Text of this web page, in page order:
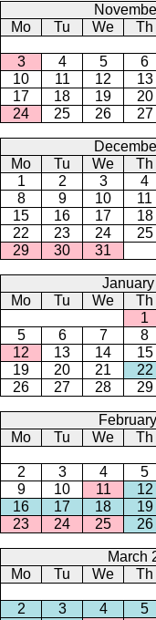
Mo
Tu We Th
3
4 5 6
10
11 12 13
17
18 19 20
24
25 26 27
Mo
Tu We Th
1
2 3 4
8
9 10 11
15
16 17 18
22
23 24 25
29
30 31
Mo
Tu We Th
1
5
6 7 8
12
13 14 15
19
20 21 22
26
27 28 29
Mo
Tu We Th
2
3 4 5
9
10 11 12
16
17 18 19
23
24 25 26
March
Mo
Tu We Th
2
3 4 5